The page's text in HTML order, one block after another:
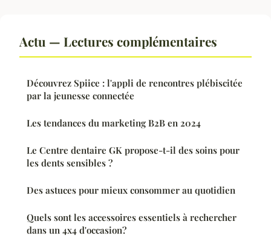
Actu — Lectures complémentaires
Découvrez Spiice : l'appli de rencontres plébiscitée
par la jeunesse connectée
Les tendances du marketing B2B en 2024
Le Centre dentaire GK propose-t-il des soins pour
les dents sensibles ?
Des astuces pour mieux consommer au quotidien
Quels sont les accessoires essentiels à rechercher
dans un 4x4 d'occasion?